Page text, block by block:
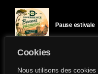
Cookies
Nous utilisons des
Pause estivale